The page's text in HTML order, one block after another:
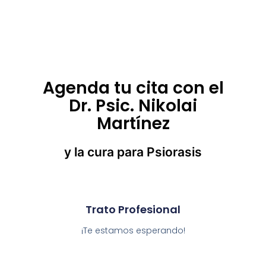
Agenda tu cita con el
Dr. Psic. Nikolai
Martínez
y la cura para Psiorasis
Trato Profesional
¡Te estamos esperando!